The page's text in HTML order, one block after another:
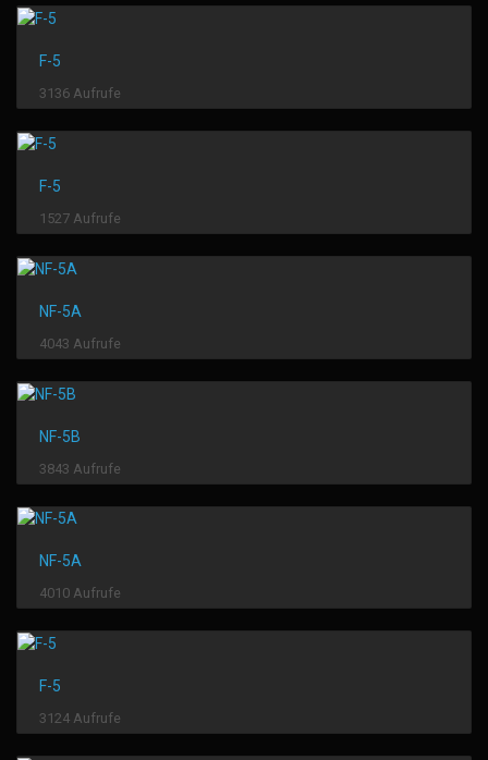
F-5
3136 Aufrufe
F-5
1527 Aufrufe
NF-5A
4043 Aufrufe
NF-5B
3843 Aufrufe
NF-5A
4010 Aufrufe
F-5
3124 Aufrufe